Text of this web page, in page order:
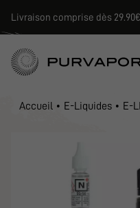
Livraison comprise dès
Accueil E-Liquides E-